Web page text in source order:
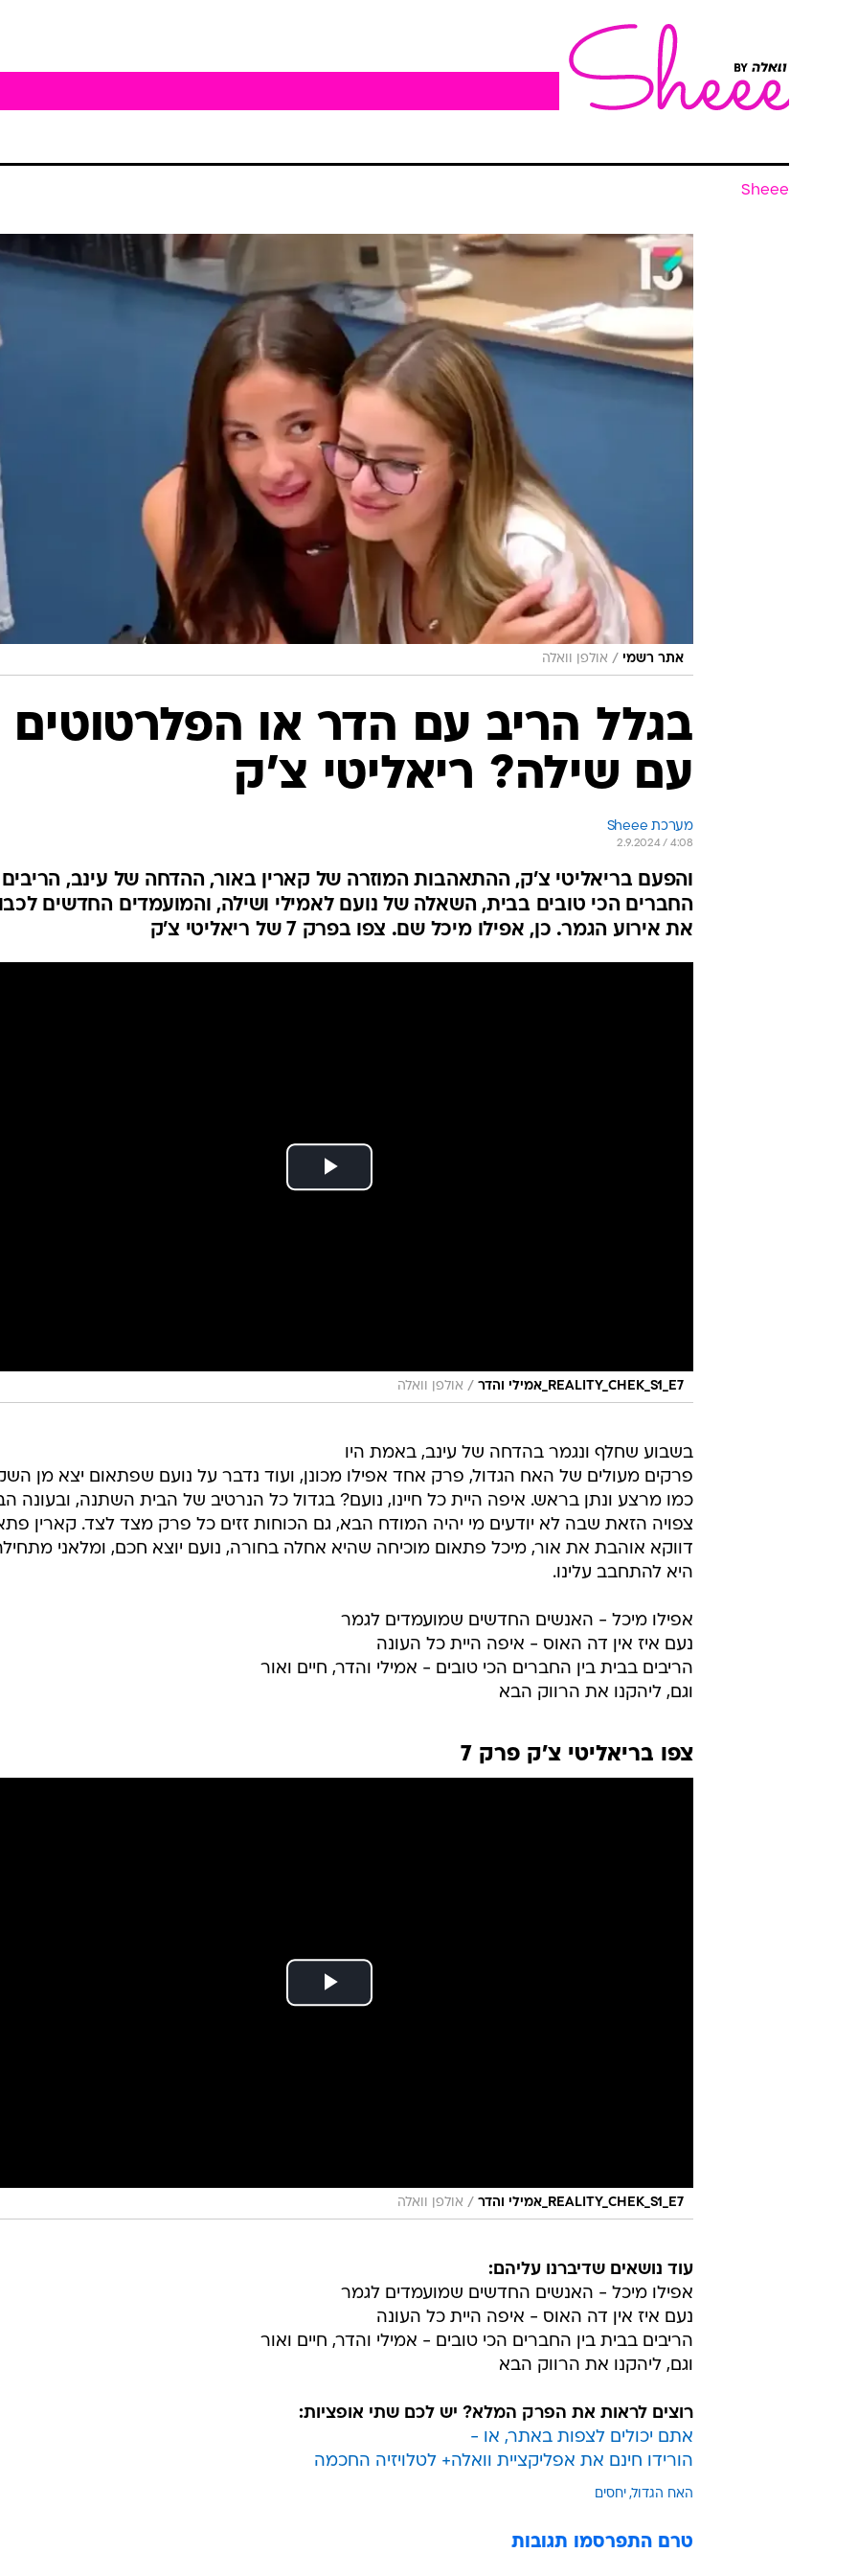
Sheee
אתר רשמי / אולפן וואלה
בגלל הריב עם הדר או הפלרטוטים
עם שילה? ריאליטי צ'ק
מערכת Sheee
2.9.2024 / 4:08
והפעם בריאליטי צ'ק, ההתאהבות המוזרה של קארין באור, ההדחה של עינב, הריבים
החברים הכי טובים בבית, השאלה של נועם לאמילי ושילה, והמועמדים החדשים
את אירוע הגמר. כן, אפילו מיכל שם. צפו בפרק 7 של ריאליטי צ'ק
REALITY_CHEK_S1_E7_אמילי והדר / אולפן וואלה
בשבוע שחלף ונגמר בהדחה של עינב, באמת היו
פרקים מעולים של האח הגדול, פרק אחד אפילו מכונן, ועוד נדבר על נועם שפתאום יצא מן
כמו מרצע ונתן בראש. איפה היית כל חיינו, נועם? בגדול כל הנרטיב של הבית השתנה, ובעונה
צפויה הזאת שבה לא יודעים מי יהיה המודח הבא, גם הכוחות זזים כל פרק מצד לצד. קארין
דווקא אוהבת את אור, מיכל פתאום מוכיחה שהיא אחלה בחורה, נועם יוצא חכם, ומלאני
היא להתחבב עלינו.
אפילו מיכל - האנשים החדשים שמועמדים לגמר
⁠נעם איז אין דה האוס - איפה היית כל העונה
הריבים בבית בין החברים הכי טובים - אמילי והדר, חיים ואור
וגם, ליהקנו את הרווק הבא
צפו בריאליטי צ'ק פרק 7
REALITY_CHEK_S1_E7_אמילי והדר / אולפן וואלה
עוד נושאים שדיברנו עליהם:
אפילו מיכל - האנשים החדשים שמועמדים לגמר
⁠נעם איז אין דה האוס - איפה היית כל העונה
הריבים בבית בין החברים הכי טובים - אמילי והדר, חיים ואור
וגם, ליהקנו את הרווק הבא
רוצים לראות את הפרק המלא? יש לכם שתי אופציות:
אתם יכולים לצפות באתר, או -
הורידו חינם את אפליקציית וואלה+ לטלויזיה החכמה
האח הגדול יחסים
טרם התפרסמו תגובות